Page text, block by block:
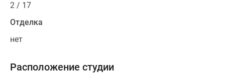
2 / 17
Отделка
нет
Расположение студии